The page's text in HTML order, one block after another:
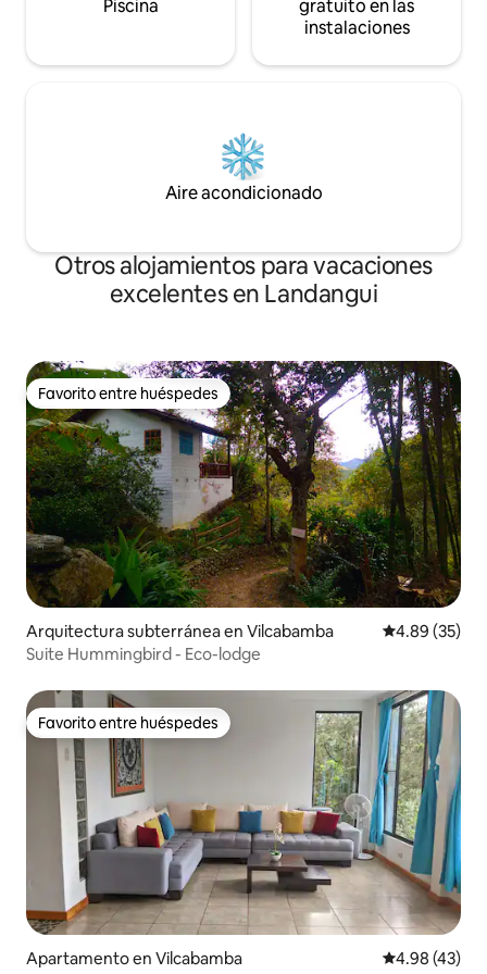
Piscina
gratuito en las
instalaciones
Aire acondicionado
Otros alojamientos para vacaciones
excelentes en Landangui
Favorito entre huéspedes
Favorito entre huéspedes
Arquitectura subterránea en Vilcabamba Calificación
4.89 (35)
Suite Hummingbird - Eco-lodge
Favorito entre huéspedes
Favorito entre huéspedes
Apartamento en Vilcabamba Calificación
4.98 (43)